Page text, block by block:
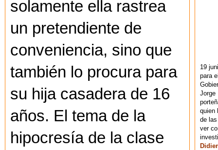
solamente ella rastrea
un pretendiente de
conveniencia, sino que
también lo procura para
su hija casadera de 16
años. El tema de la
hipocresía de la clase
19
para
Jorge
quien
de
ver
Didier